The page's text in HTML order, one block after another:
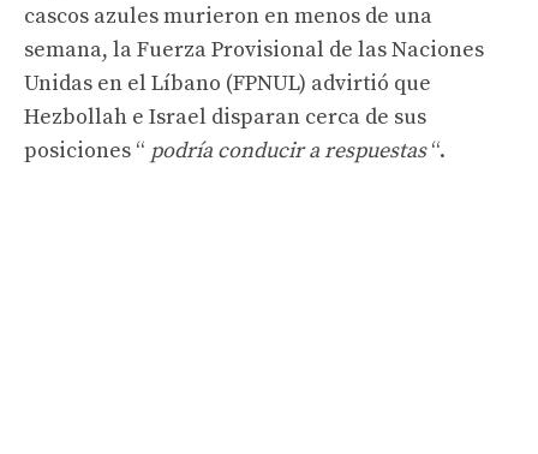
cascos azules murieron en menos de una
semana, la Fuerza Provisional de las Naciones
Unidas en el Líbano (FPNUL) advirtió que
Hezbollah e Israel disparan cerca de sus
posiciones “ podría conducir a respuestas“.